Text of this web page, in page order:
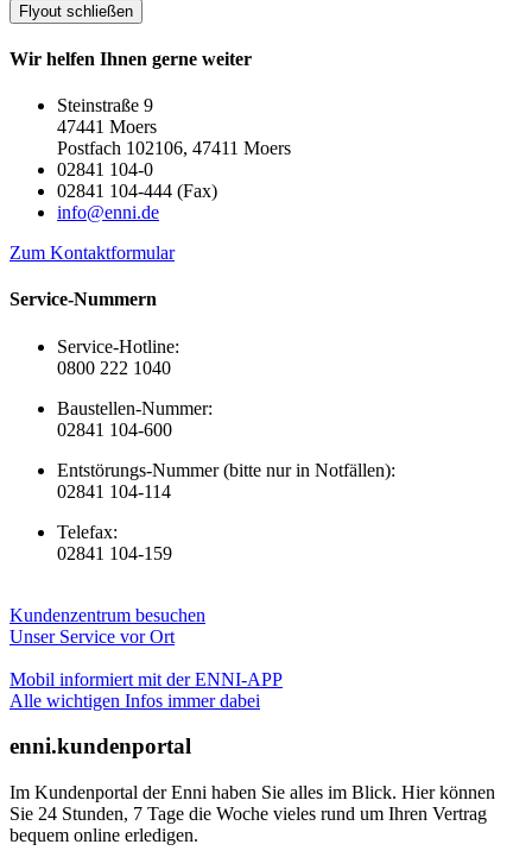
Flyout schließen
Wir helfen Ihnen gerne weiter
Steinstraße 9
47441 Moers
Postfach 102106, 47411 Moers
02841 104-0
02841 104-444 (Fax)
info@enni.de
Zum Kontaktformular
Service-Nummern
Service-Hotline:
0800 222 1040
Baustellen-Nummer:
02841 104-600
Entstörungs-Nummer (bitte nur in Notfällen):
02841 104-114
Telefax:
02841 104-159
Kundenzentrum besuchen
Unser Service vor Ort
Mobil informiert mit der ENNI-APP
Alle wichtigen Infos immer dabei
enni.kundenportal
Im Kundenportal der Enni haben Sie alles im Blick. Hier können
Sie 24 Stunden, 7 Tage die Woche vieles rund um Ihren Vertrag
bequem online erledigen.